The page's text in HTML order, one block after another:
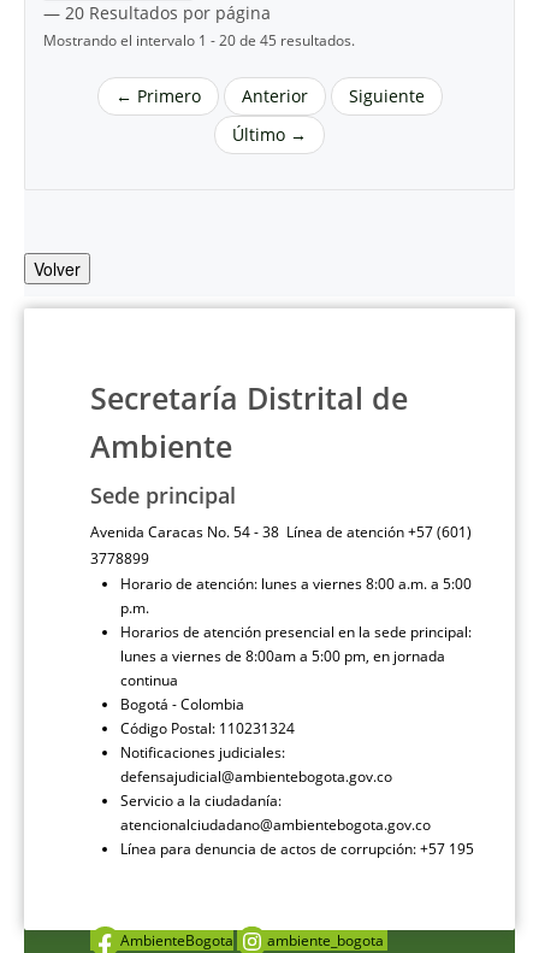
— 20 Resultados por página
Mostrando el intervalo 1 - 20 de 45 resultados.
← Primero Anterior
Siguiente
Último →
Volver
Secretaría Distrital de
Ambiente
Sede principal
Avenida Caracas No. 54 - 38 Línea de atención +57 (601)
3778899
Horario de atención: lunes a viernes 8:00 a.m. a 5:00
p.m.
Horarios de atención presencial en la sede principal:
lunes a viernes de 8:00am a 5:00 pm, en jornada
continua
Bogotá - Colombia
Código Postal: 110231324
Notificaciones judiciales:
defensajudicial@ambientebogota.gov.co
Servicio a la ciudadanía:
atencionalciudadano@ambientebogota.gov.co
Línea para denuncia de actos de corrupción: +57 195
AmbienteBogota ambiente_bogota